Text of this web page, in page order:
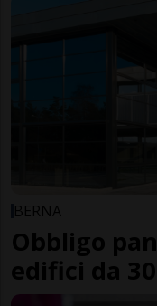
BERNA
Obbligo
edifici da